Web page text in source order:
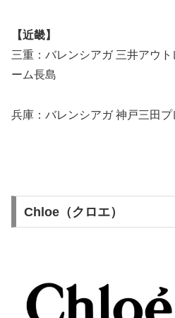
【近畿】
三重：バレンシアガ 三井アウ
ーム長島
兵庫：バレンシアガ 神戸三田
Chloe（クロエ）